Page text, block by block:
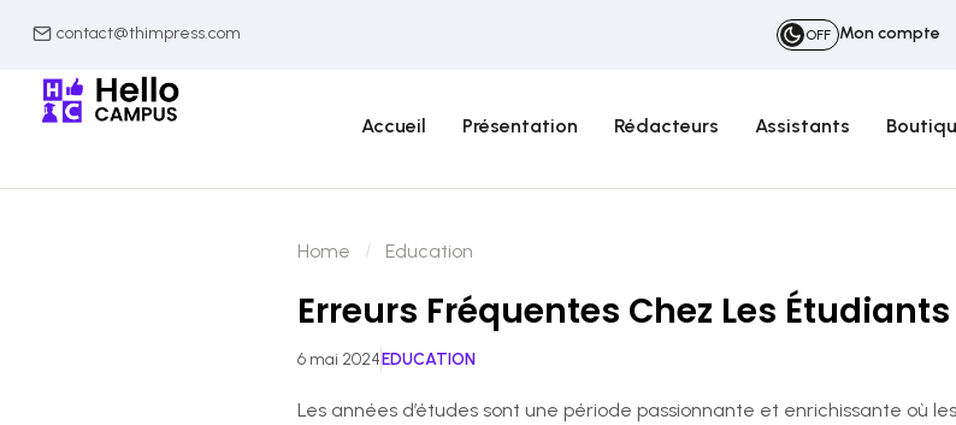
contact@thimpress.com OFF Mon compte
Accueil Présentation Rédacteurs Assistants
Home Education
Erreurs Fréquentes Chez Les Étudiants
6 mai 2024EDUCATION
Les années d’études sont une période passionnante et enrichissante où